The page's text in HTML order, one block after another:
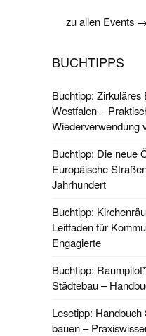
zu allen Events →
BUCHTIPPS
Buchtipp:
Westfalen –
Wiederverwendung
Buchtipp: Die neue
Europäische
Jahrhundert
Buchtipp:
Leitfaden für
Engagierte
Buchtipp:
Städtebau –
Lesetipp:
bauen –